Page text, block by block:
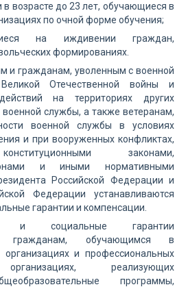
в возрасте до 23 лет, обучающиеся в
по очной форме обучения;
на иждивении граждан,
формированиях.
и гражданам, уволенным с военной
Отечественной войны и
на территориях других
военной службы, а также ветеранам,
военной службы в условиях
и при вооруженных конфликтах,
законами,
и иными нормативными
Российской Федерации и
Федерации устанавливаются
гарантии и компенсации.
и социальные гарантии
гражданам, обучающимся в
организациях и профессиональных
реализующих
программы,